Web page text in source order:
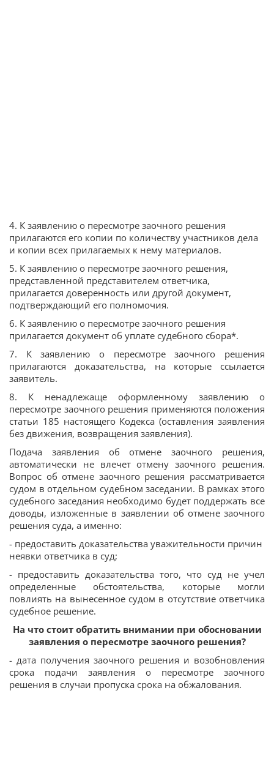
4. К заявлению о пересмотре заочного решения
прилагаются его копии по количеству участников дела
и копии всех прилагаемых к нему материалов.
5. К заявлению о пересмотре заочного решения,
представленной представителем ответчика,
прилагается доверенность или другой документ,
подтверждающий его полномочия.
6. К заявлению о пересмотре заочного решения
прилагается документ об уплате судебного сбора*.
7. К заявлению о пересмотре заочного решения
прилагаются доказательства, на которые ссылается
заявитель.
8. К ненадлежаще оформленному заявлению о
пересмотре заочного решения применяются положения
статьи 185 настоящего Кодекса (оставления заявления
без движения, возвращения заявления).
Подача заявления об отмене заочного решения,
автоматически не влечет отмену заочного решения.
Вопрос об отмене заочного решения рассматривается
судом в отдельном судебном заседании. В рамках этого
судебного заседания необходимо будет поддержать все
доводы, изложенные в заявлении об отмене заочного
решения суда, а именно:
- предоставить доказательства уважительности причин
неявки ответчика в суд;
- предоставить доказательства того, что суд не учел
определенные обстоятельства, которые могли
повлиять на вынесенное судом в отсутствие ответчика
судебное решение.
На что стоит обратить внимании при обосновании
заявления о пересмотре заочного решения?
- дата получения заочного решения и возобновления
срока подачи заявления о пересмотре заочного
решения в случаи пропуска срока на обжалования.